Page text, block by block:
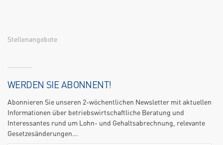
Stellenangebote
WERDEN SIE ABONNENT!
Abonnieren Sie unseren 2-wöchentlichen Newsletter mit aktuellen
Informationen über betriebswirtschaftliche Beratung und
Interessantes rund um Lohn- und Gehaltsabrechnung, relevante
Gesetzesänderungen...